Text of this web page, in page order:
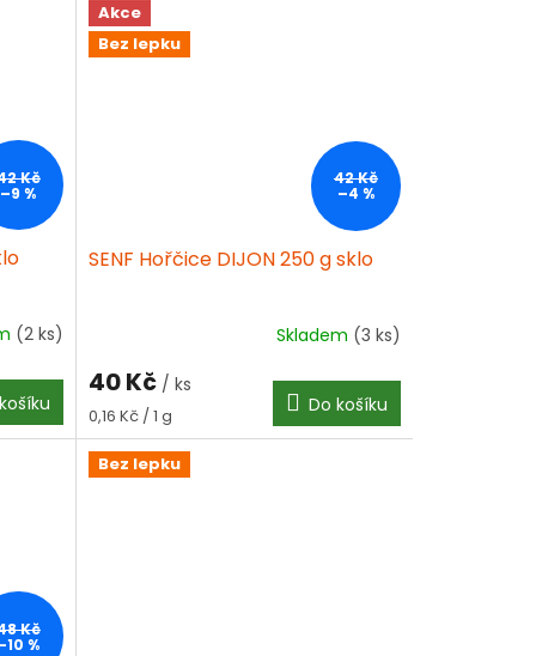
Kč
–9 %
(2 ks)
Akce
Bez lepku
42 Kč
–4 %
SENF Hořčice DIJON 250 g sklo
Skladem (3 ks)
40 Kč / ks
Měrná
cena:
0,16 Kč / 1 g Do košíku
Kč
%
Bez lepku